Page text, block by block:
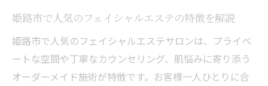
を解説
注意事項
人気のフェイシャルエステを利用するコツを紹
姫路市で人気のフェイシャルエステの特徴を解説
姫路市で人気のフェイシャルエステサロンは、プライベ
ートな空間や丁寧なカウンセリング、肌悩みに寄り添う
オーダーメイド施術が特徴です。お客様一人ひとりに合